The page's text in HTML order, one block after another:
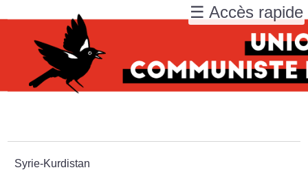
Syrie-Kurdistan
☰ Accès rapide